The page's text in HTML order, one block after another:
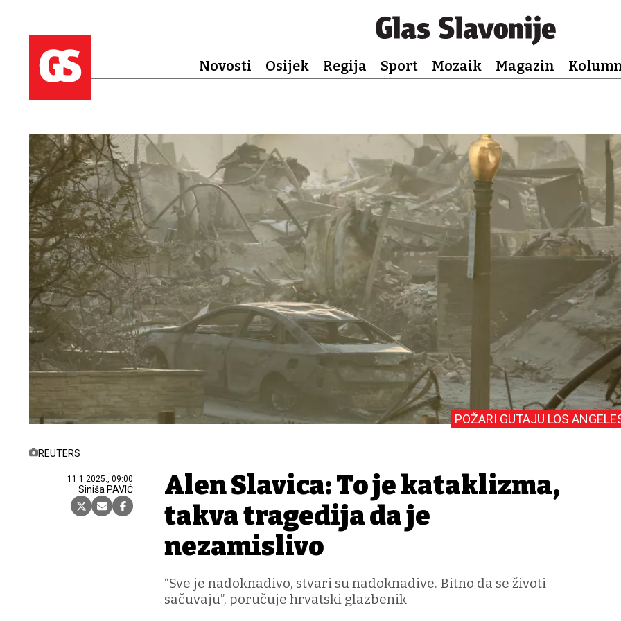
Novosti Osijek Regija Sport Mozaik Magazin
REUTERS
11.1.2025., 09:00
Siniša PAVIĆ
POŽARI GUTAJU LOS
Alen Slavica: To je kataklizma,
takva tragedija da je
nezamislivo
“Sve je nadoknadivo, stvari su nadoknadive. Bitno da se životi
sačuvaju”, poručuje hrvatski glazbenik